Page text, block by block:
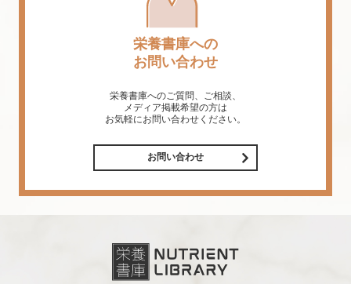
栄養書庫への
お問い合わせ
栄養書庫へのご質問、ご相談、
メディア掲載希望の方は
お気軽にお問い合わせください。
お問い合わせ